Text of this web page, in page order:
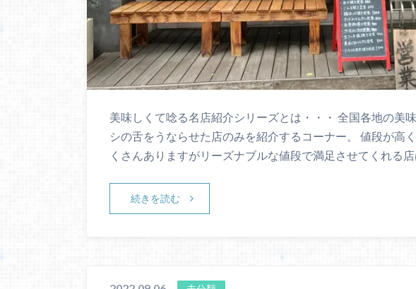
美味しくて唸る名店紹介シリーズとは・・・ 全国各地の美
シの舌をうならせた店のみを紹介するコーナー。 値段が高
くさんありますがリーズナブルな値段で満足させてくれる
続きを読む